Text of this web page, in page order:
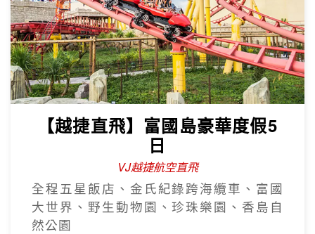
【越捷直飛】富國島豪華度假5
日
VJ越捷航空直飛
全程五星飯店、金氏紀錄跨海纜車、富國
大世界、野生動物園、珍珠樂園、香島自
然公園